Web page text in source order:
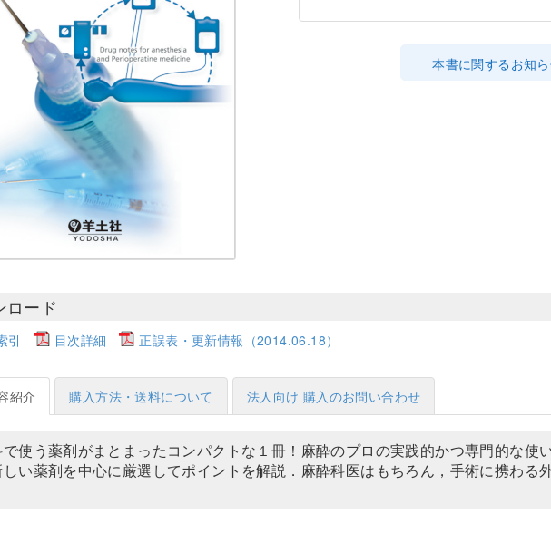
本書に関するお知
ロード
引 目次詳細 正誤表・更新情報（2014.06.18）
紹介 購入方法・送料について 法人向け 購入のお問い合わせ
で使う薬剤がまとまったコンパクトな１冊！麻酔のプロの実践的かつ専門的な使
しい薬剤を中心に厳選してポイントを解説．麻酔科医はもちろん，手術に携わる